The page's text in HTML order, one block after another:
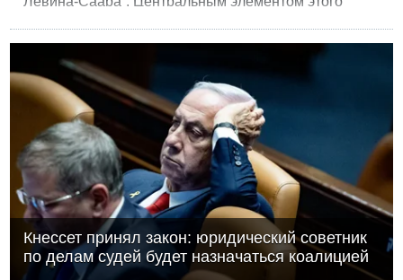
Кнессет принял закон: юридический советник
по делам судей будет назначаться коалицией